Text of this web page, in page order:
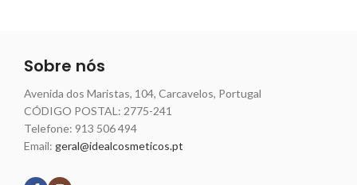
Sobre nós
Avenida dos Maristas, 104, Carcavelos, Portugal
CÓDIGO POSTAL: 2775-241
Telefone: 913 506 494
Email: geral@idealcosmeticos.pt